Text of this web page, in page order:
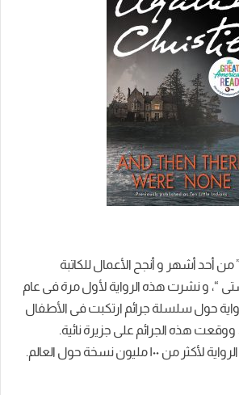
من أحد أشهر و أنجح الأعمال للكاتبة
“، و نشرت هذه الرواية لأول مرة فى عام
الرواية حول سلسلة جرائم ارتكبت فى الأطفال
هذه الجرائم على جزيرة نائية.
مليون نسخة حول العالم.